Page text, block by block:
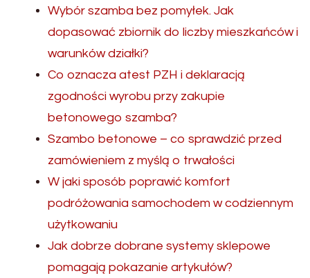
Wybór szamba bez pomyłek. Jak
dopasować zbiornik do liczby mieszkańców i
warunków działki?
Co oznacza atest PZH i deklaracją
zgodności wyrobu przy zakupie
betonowego szamba?
Szambo betonowe – co sprawdzić przed
zamówieniem z myślą o trwałości
W jaki sposób poprawić komfort
podróżowania samochodem w codziennym
użytkowaniu
Jak dobrze dobrane systemy sklepowe
pomagają pokazanie artykułów?